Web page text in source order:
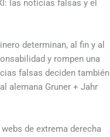
las noticias falsas y el
determinan, al fin y al
y rompen una
falsas deciden también
alemana Gruner + Jahr
de extrema derecha